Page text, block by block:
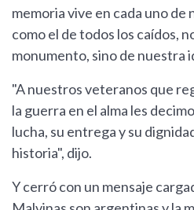
memoria vive en cada uno de
como el de todos los caídos,
monumento, sino de nuestra
"A nuestros veteranos que
la guerra en el alma les
lucha, su entrega y su
historia", dijo.
Y cerró con un mensaje